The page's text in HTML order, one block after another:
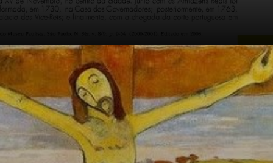
O manifesto de
Jean Moréas em
1886 marcou o